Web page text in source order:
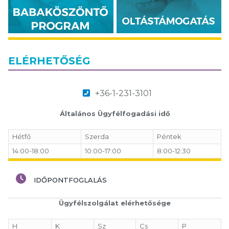
ELÉRHETŐSÉG
+36-1-231-3101
Általános Ügyfélfogadási idő
Hétfő Szerda
Péntek
14:00-18:00
10:00-17:00 8:00-12:30
IDŐPONTFOGLALÁS
Ügyfélszolgálat elérhetősége
H K Sz Cs P